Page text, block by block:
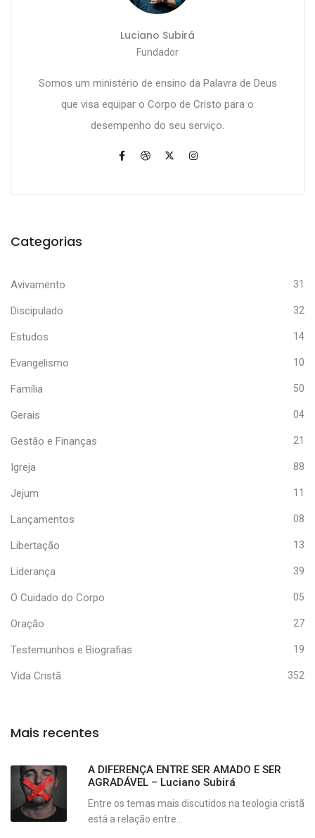
Luciano Subirá
Fundador
Somos um ministério de ensino da Palavra de Deus
que visa equipar o Corpo de Cristo para o
desempenho do seu serviço.
Categorias
Avivamento 31
Discipulado 32
Estudos 14
Evangelismo 10
Família 50
Gerais 04
Gestão e Finanças 21
Igreja 88
Jejum 11
Lançamentos 08
Libertação 13
Liderança 39
O Cuidado do Corpo 05
Oração 27
Testemunhos e Biografias 19
Vida Cristã 352
Mais recentes
A DIFERENÇA ENTRE SER AMADO E SER
AGRADÁVEL – Luciano Subirá
Entre os temas mais discutidos na teologia cristã
está a relação entre...